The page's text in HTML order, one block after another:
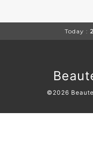
Today :
©2026